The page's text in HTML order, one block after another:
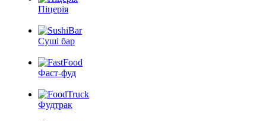
Піцерія
Суші бар
Фаст-фуд
Фудтрак